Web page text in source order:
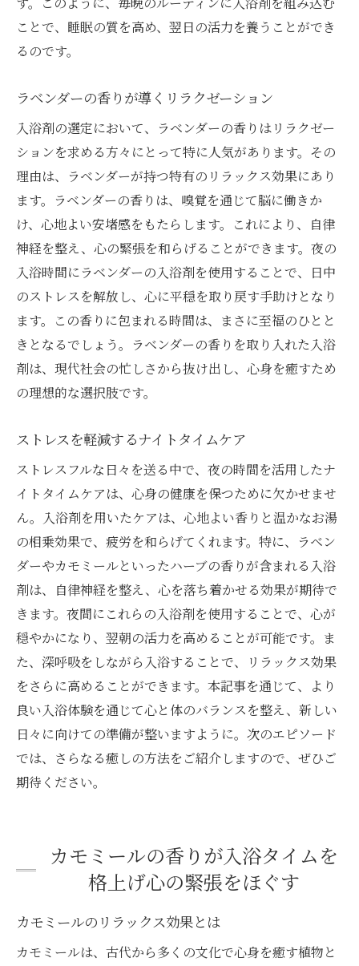
ことで、睡眠の質を高め、翌日の活力を養うことができ
るのです。
ラベンダーの香りが導くリラクゼーション
入浴剤の選定において、ラベンダーの香りはリラクゼー
ションを求める方々にとって特に人気があります。その
理由は、ラベンダーが持つ特有のリラックス効果にあり
ます。ラベンダーの香りは、嗅覚を通じて脳に働きか
け、心地よい安堵感をもたらします。これにより、自律
神経を整え、心の緊張を和らげることができます。夜の
入浴時間にラベンダーの入浴剤を使用することで、日中
のストレスを解放し、心に平穏を取り戻す手助けとなり
ます。この香りに包まれる時間は、まさに至福のひとと
きとなるでしょう。ラベンダーの香りを取り入れた入浴
剤は、現代社会の忙しさから抜け出し、心身を癒すため
の理想的な選択肢です。
ストレスを軽減するナイトタイムケア
ストレスフルな日々を送る中で、夜の時間を活用したナ
イトタイムケアは、心身の健康を保つために欠かせませ
ん。入浴剤を用いたケアは、心地よい香りと温かなお湯
の相乗効果で、疲労を和らげてくれます。特に、ラベン
ダーやカモミールといったハーブの香りが含まれる入浴
剤は、自律神経を整え、心を落ち着かせる効果が期待で
きます。夜間にこれらの入浴剤を使用することで、心が
穏やかになり、翌朝の活力を高めることが可能です。ま
た、深呼吸をしながら入浴することで、リラックス効果
をさらに高めることができます。本記事を通じて、より
良い入浴体験を通じて心と体のバランスを整え、新しい
日々に向けての準備が整いますように。次のエピソード
では、さらなる癒しの方法をご紹介しますので、ぜひご
期待ください。
カモミールの香りが入浴タイムを
格上げ心の緊張をほぐす
カモミールのリラックス効果とは
カモミールは、古代から多くの文化で心身を癒す植物と